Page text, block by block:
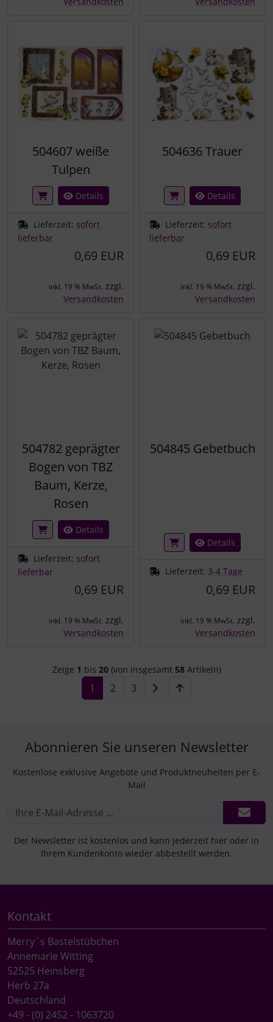
504607 weiße
Tulpen
Details
Lieferzeit: sofort
lieferbar
0,69 EUR
inkl. 19 % MwSt. zzgl.
Versandkosten
504636 Trauer
Details
Lieferzeit: sofort
lieferbar
0,69 EUR
inkl. 19 % MwSt. zzgl.
Versandkosten
504782 geprägter
Bogen von TBZ
Baum, Kerze,
Rosen
Details
Lieferzeit: sofort
lieferbar
0,69 EUR
inkl. 19 % MwSt. zzgl.
Versandkosten
504845 Gebetbuch
Details
Lieferzeit: 3-4 Tage
0,69 EUR
inkl. 19 % MwSt. zzgl.
Versandkosten
Zeige 1 bis 20(von insgesamt 58Artikeln)
1 2 3
Abonnieren Sie unseren Newsletter
Kostenlose exklusive Angebote und Produktneuheiten per E-
Mail
Der Newsletter ist kostenlos und kann jederzeit hier oder in
Ihrem Kundenkonto wieder abbestellt werden.
Kontakt
Merry`s Bastelstübchen
Annemarie Witting
52525 Heinsberg
Herb 27a
Deutschland
+49 - (0) 2452 - 1063720